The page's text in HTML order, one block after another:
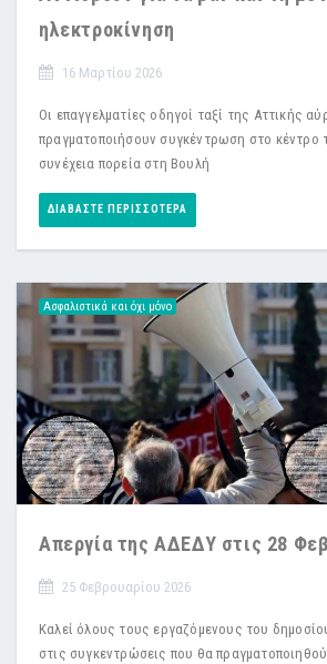
ηλεκτροκίνηση
16 Μαρτίου 2026
Οι επαγγελματίες οδηγοί ταξί της Αττικής
πραγματοποιήσουν συγκέντρωση στο κέντρο
συνέχεια πορεία στη Βουλή
ΔΙΑΒΆΣΤΕ ΠΕΡΙΣΣΌΤΕΡΑ
Ασφαλιστικά και όχι μόνο
Απεργία της ΑΔΕΔΥ στις 28
25 Φεβρουαρίου 2026
Καλεί όλους τους εργαζόμενους του
στις συγκεντρώσεις που θα